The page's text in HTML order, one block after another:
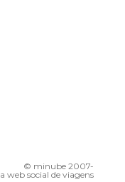
© minube 2007-
a web social de viagens